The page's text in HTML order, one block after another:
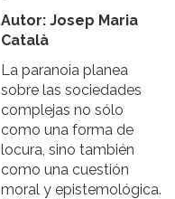
Autor: Josep Maria
Català
La paranoia planea
sobre las sociedades
complejas no sólo
como una forma de
locura, sino también
como una cuestión
moral y epistemológica.